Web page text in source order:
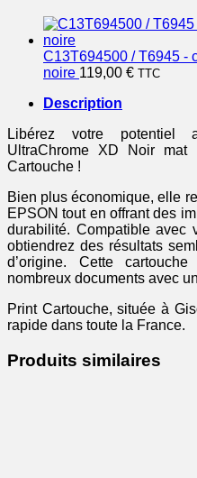
C13T694500 / T6945 -
noire 119,00 € TTC
Description
Libérez votre potentiel
UltraChrome XD Noir mat
Cartouche !
Bien plus économique, elle
EPSON tout en offrant des
durabilité. Compatible avec
obtiendrez des résultats
d’origine. Cette
nombreux documents avec
Print Cartouche, située à
rapide dans toute la France.
Produits similaires